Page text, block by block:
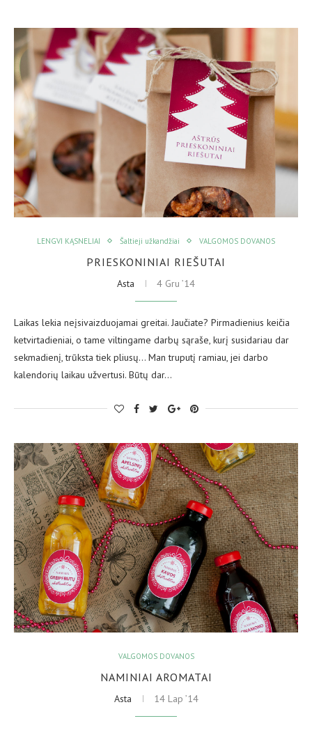
LENGVI KĄSNELIAI Šaltieji užkandžiai VALGOMOS DOVANOS
PRIESKONINIAI RIEŠUTAI
Asta 4 Gru ’14
Laikas lekia neįsivaizduojamai greitai. Jaučiate? Pirmadienius keičia
ketvirtadieniai, o tame viltingame darbų sąraše, kurį susidariau dar
sekmadienį, trūksta tiek pliusų… Man truputį ramiau, jei darbo
kalendorių laikau užvertusi. Būtų dar…
VALGOMOS DOVANOS
NAMINIAI AROMATAI
Asta 14 Lap ’14